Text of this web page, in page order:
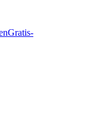
Gratis-